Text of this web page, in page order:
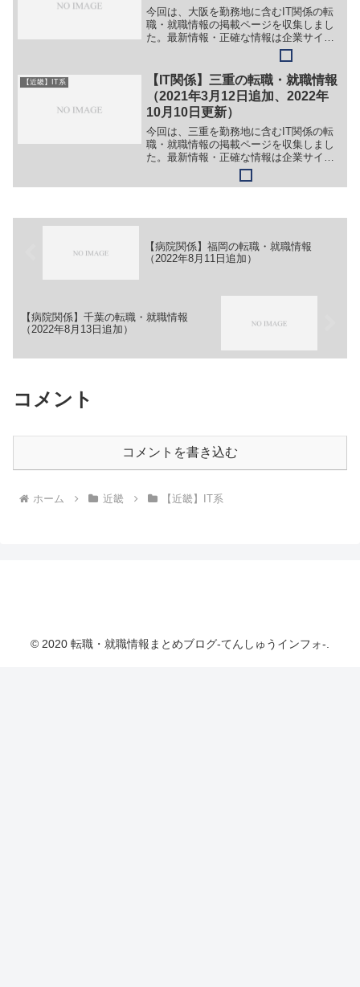
今回は、大阪を勤務地に含むIT関係の転
職・就職情報の掲載ページを収集しまし
た。最新情報・正確な情報は企業サイト
でご確認ください。①【会社名】梅田電
機株式会社【職務】（１）IoT / ICTシス
テム開発（２）画像処理システム開発
（３）組込み ...
【近畿】IT系
【IT関係】三重の転職・就職情報
（2021年3月12日追加、2022年
10月10日更新）
今回は、三重を勤務地に含むIT関係の転
職・就職情報の掲載ページを収集しまし
た。最新情報・正確な情報は企業サイト
でご確認ください。①【会社名】株式会
社ディグリー【職務】＞＞IT関係の求人
【病院関係】福岡の転職・就職情報
（2022年8月11日追加）
【病院関係】千葉の転職・就職情報
（2022年8月13日追加）
コメント
コメントを書き込む
ホーム 近畿 【近畿】IT系
© 2020 転職・就職情報まとめブログ-てんしゅうインフォ-.